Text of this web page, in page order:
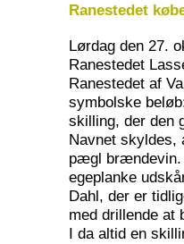
Ranestedet
Lørdag den 27.
Ranestedet
Ranestedet af
symbolske
skilling, der den
Navnet skyldes,
pægl brændevin.
egeplanke
Dahl, der er
med drillende at
I da altid en